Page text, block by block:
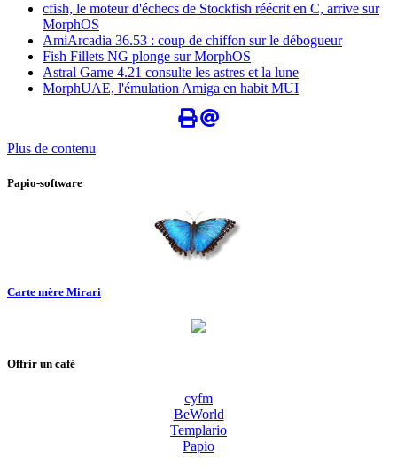
cfish, le moteur d'échecs de Stockfish réécrit en C, arrive sur
MorphOS
AmiArcadia 36.53 : coup de chiffon sur le débogueur
Fish Fillets NG plonge sur MorphOS
Astral Game 4.21 consulte les astres et la lune
MorphUAE, l'émulation Amiga en habit MUI
Plus de contenu
Papio-software
Carte mère Mirari
Offrir un café
cyfm
BeWorld
Templario
Papio